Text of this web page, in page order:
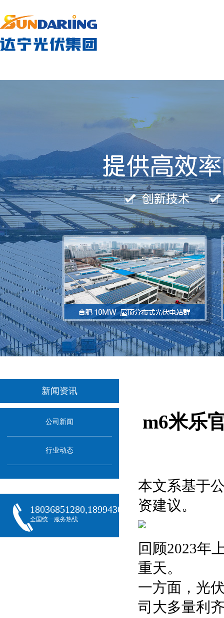
新闻资讯
公司新闻
行业动态
18036851280,18994301288,18068407382
全国统一服务热线
m6米乐
本文系基于
资建议。
回顾2023年
重天。
一方面，光
司大多量利